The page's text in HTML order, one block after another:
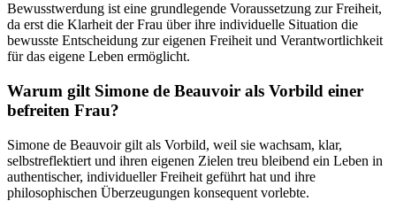
Bewusstwerdung ist eine grundlegende Voraussetzung zur Freiheit,
da erst die Klarheit der Frau über ihre individuelle Situation die
bewusste Entscheidung zur eigenen Freiheit und Verantwortlichkeit
für das eigene Leben ermöglicht.
Warum gilt Simone de Beauvoir als Vorbild einer
befreiten Frau?
Simone de Beauvoir gilt als Vorbild, weil sie wachsam, klar,
selbstreflektiert und ihren eigenen Zielen treu bleibend ein Leben in
authentischer, individueller Freiheit geführt hat und ihre
philosophischen Überzeugungen konsequent vorlebte.